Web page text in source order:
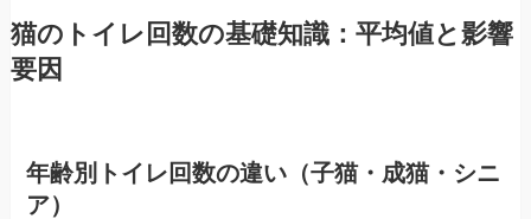
猫のトイレ回数の基礎知識：平均値と影響
要因
年齢別トイレ回数の違い（子猫・成猫・シニ
ア）